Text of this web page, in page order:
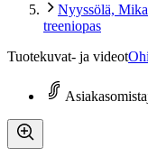
Nyyssölä,
treeniopas
Tuotekuvat- ja videot